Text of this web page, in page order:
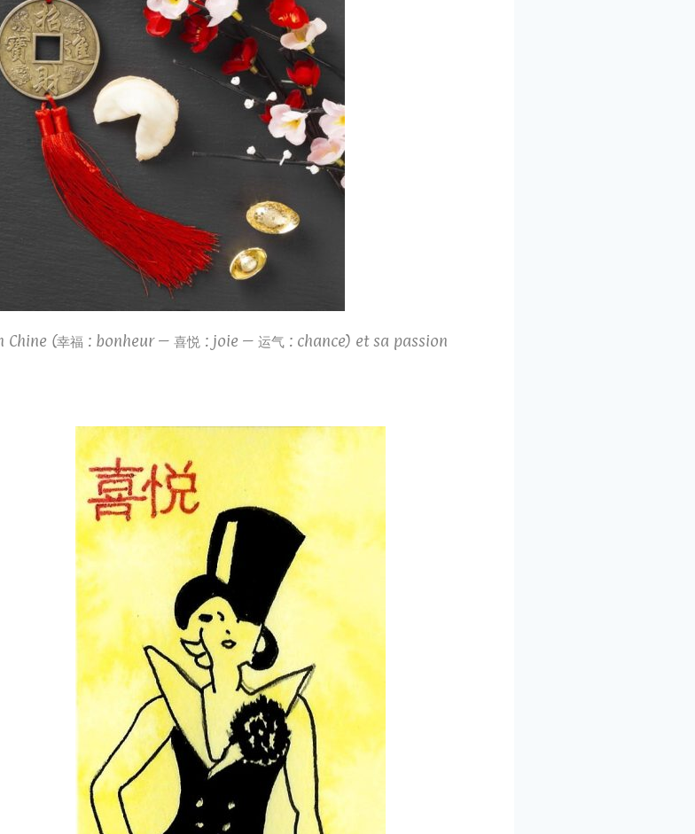
(幸福 : bonheur – 喜悦 : joie – 运气 : chance) et sa passion